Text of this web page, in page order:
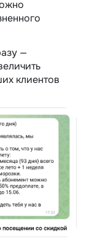
—
клиентов